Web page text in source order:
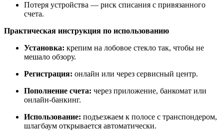
Потеря устройства — риск списания с привязанного
счета.
Практическая инструкция по использованию
Установка: крепим на лобовое стекло так, чтобы не
мешало обзору.
Регистрация: онлайн или через сервисный центр.
Пополнение счета: через приложение, банкомат или
онлайн-банкинг.
Использование: подъезжаем к полосе с транспондером,
шлагбаум открывается автоматически.